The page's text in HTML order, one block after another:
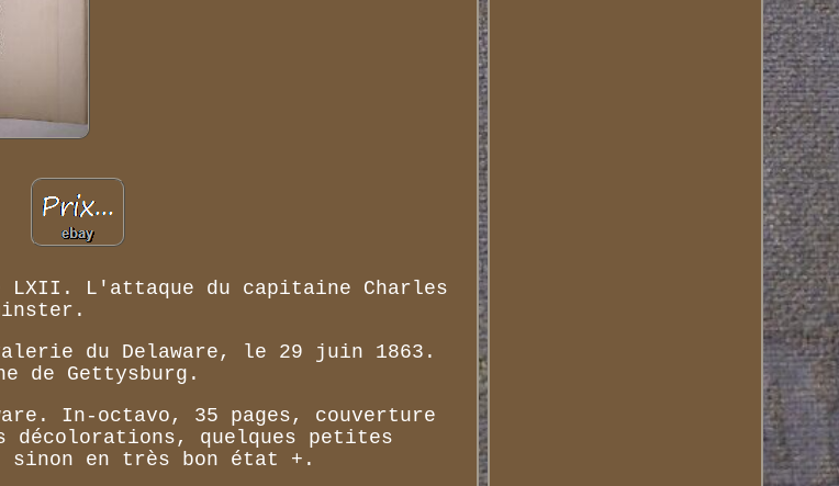
LXII. L'attaque du capitaine Charles
du Delaware, le 29 juin 1863.
de Gettysburg.
In-octavo, 35 pages, couverture
quelques petites
en très bon état +.